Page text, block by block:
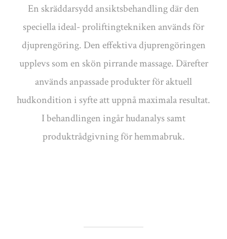
En skräddarsydd ansiktsbehandling där den
speciella ideal- proliftingtekniken används för
djuprengöring. Den effektiva djuprengöringen
upplevs som en skön pirrande massage. Därefter
används anpassade produkter för aktuell
hudkondition i syfte att uppnå maximala resultat.
I behandlingen ingår hudanalys samt
produktrådgivning för hemmabruk.